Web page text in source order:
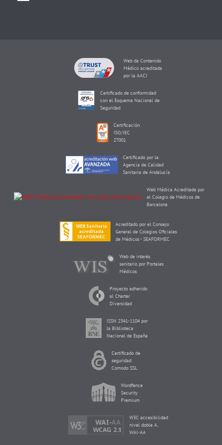
Web de Contenido
Médico acreditada
por la AACI
Certificado de conformidad
con el Esquema Nacional de
Seguridad
Certificación
ISO/IEC
27001
Certificado por la
Agencia de Calidad
Sanitaria de Andalucía
Web Médica Acreditada por
el Colegio de Médicos de
Barcelona
Acreditado por el Consejo
General de Colegios Oficiales
de Médicos - SEAFORMEC
Web de interés
sanitario por Portales
Médicos
Proyecto adherido
al Charter
Diversidad
ISSN 2341-1104 por
la Biblioteca
Nacional de España
Certificado de
seguridad
Comodo SSL
Wordfence
Security
Premium
W3C accesibilidad
nivel doble A,
WAI-AA